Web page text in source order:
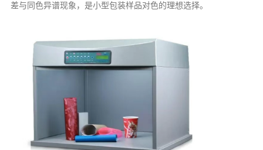
差与同色异谱现象，是小型包装样品对色的理想选择。